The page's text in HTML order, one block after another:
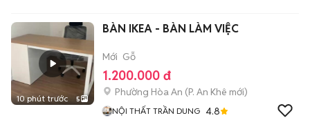
10 phút trước 5
BÀN IKEA - BÀN LÀM VIỆC
Mới Gỗ
1.200.000 đ
Phường Hòa An (P. An Khê mới)
NỘI THẤT TRẦN DUNG 4.8